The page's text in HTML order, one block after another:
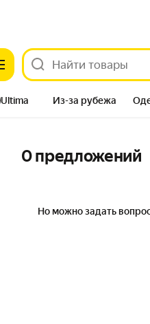
Ultima Из-за рубежа
0 предложений
Но можно задать